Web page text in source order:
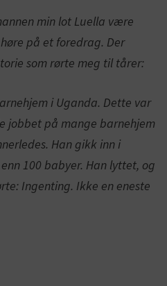
min lot Luella være
på et foredrag. Der
som rørte meg til tårer:
i Uganda. Dette var
jobbet på mange barnehjem
Han gikk inn i
100 babyer. Han lyttet, og
Ingenting. Ikke en eneste